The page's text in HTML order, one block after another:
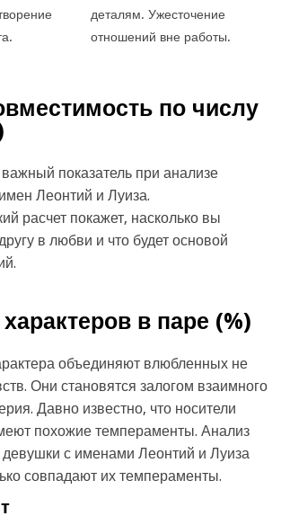
деталям. Ужесточение
отношений вне работы.
по числу
показатель при анализе
Леонтий и Луиза.
расчет покажет, насколько вы
в любви и что будет основой
в паре (%)
объединяют влюбленных не
Они становятся залогом взаимного
Давно известно, что носители
похожие темпераменты. Анализ
девушки с именами Леонтий и Луиза
совпадают их темпераменты.